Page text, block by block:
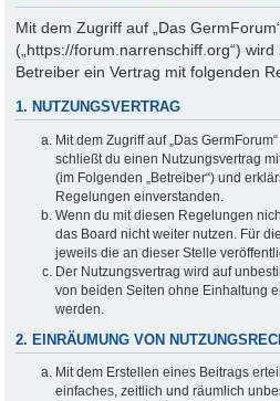
Mit dem Zugriff auf „Das GermForum“
(„https://forum.narrenschiff.org“)
Betreiber ein Vertrag mit folgenden
1. NUTZUNGSVERTRAG
Mit dem Zugriff auf „Das
schließt du einen Nutzungsvertrag
(im Folgenden „Betreiber“) und
Regelungen einverstanden.
Wenn du mit diesen Regelungen
das Board nicht weiter nutzen. Für
jeweils die an dieser Stelle
Der Nutzungsvertrag wird auf
von beiden Seiten ohne Einhaltung
werden.
2. EINRÄUMUNG VON
Mit dem Erstellen eines Beitrags
einfaches, zeitlich und räumlich